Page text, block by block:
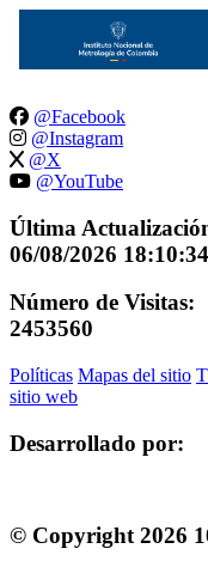
@Facebook
@Instagram
@X
@YouTube
Última
06/08/2026 18:10:34
Número de Visitas:
2453560
Políticas Mapas del sitio
sitio web
Desarrollado por:
© Copyright 2026